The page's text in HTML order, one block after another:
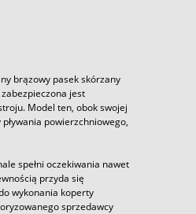
brązowy pasek skórzany
jest
Model ten, obok swojej
powierzchniowego,
spełni oczekiwania nawet
przyda się
wykonania koperty
sprzedawcy